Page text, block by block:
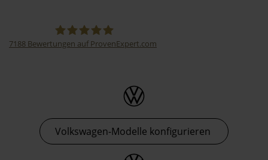
7188 Bewertungen auf ProvenExpert.com
Volkswagen-Modelle konfigurieren